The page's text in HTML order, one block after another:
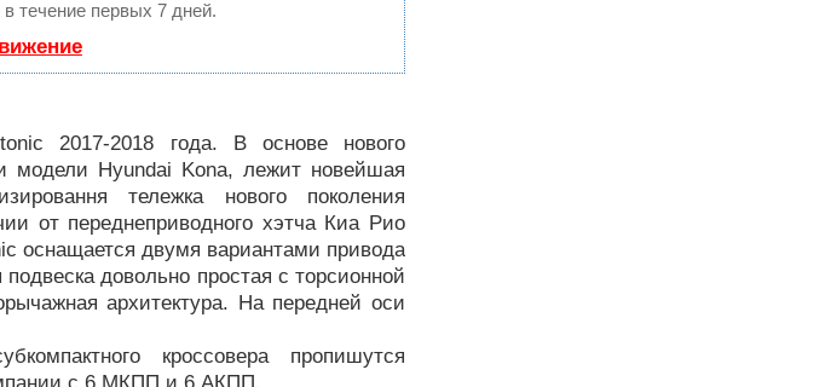
течение первых 7 дней.
2017-2018 года. В основе нового
модели Hyundai Kona, лежит новейшая
тележка нового поколения
от переднеприводного хэтча Киа Рио
оснащается двумя вариантами привода
довольно простая с торсионной
архитектура. На передней оси
кроссовера пропишутся